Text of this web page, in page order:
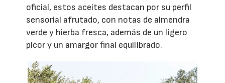
oficial, estos aceites destacan por su perfil
sensorial afrutado, con notas de almendra
verde y hierba fresca, además de un ligero
picor y un amargor final equilibrado.